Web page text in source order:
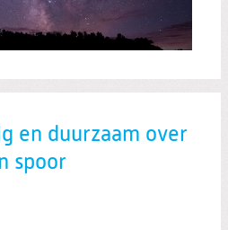
en duurzaam over
spoor